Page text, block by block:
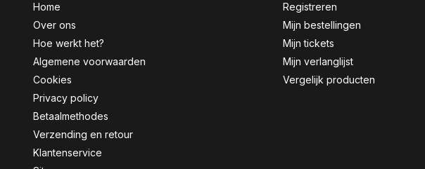
Home
Over ons
Hoe werkt het?
Algemene voorwaarden
Cookies
Privacy policy
Betaalmethodes
Verzending en retour
Klantenservice
Registreren
Mijn bestellingen
Mijn tickets
Mijn verlanglijst
Vergelijk producten